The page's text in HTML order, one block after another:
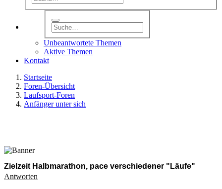
Unbeantwortete Themen
Aktive Themen
Kontakt
Startseite
Foren-Übersicht
Laufsport-Foren
Anfänger unter sich
Zielzeit Halbmarathon, pace verschiedener "Läufe"
Antworten